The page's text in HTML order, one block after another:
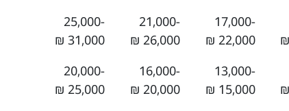
17,000-
22,000 ₪
21,000-
26,000 ₪
25,000-
31,000 ₪
13,000-
15,000 ₪
16,000-
20,000 ₪
20,000-
25,000 ₪